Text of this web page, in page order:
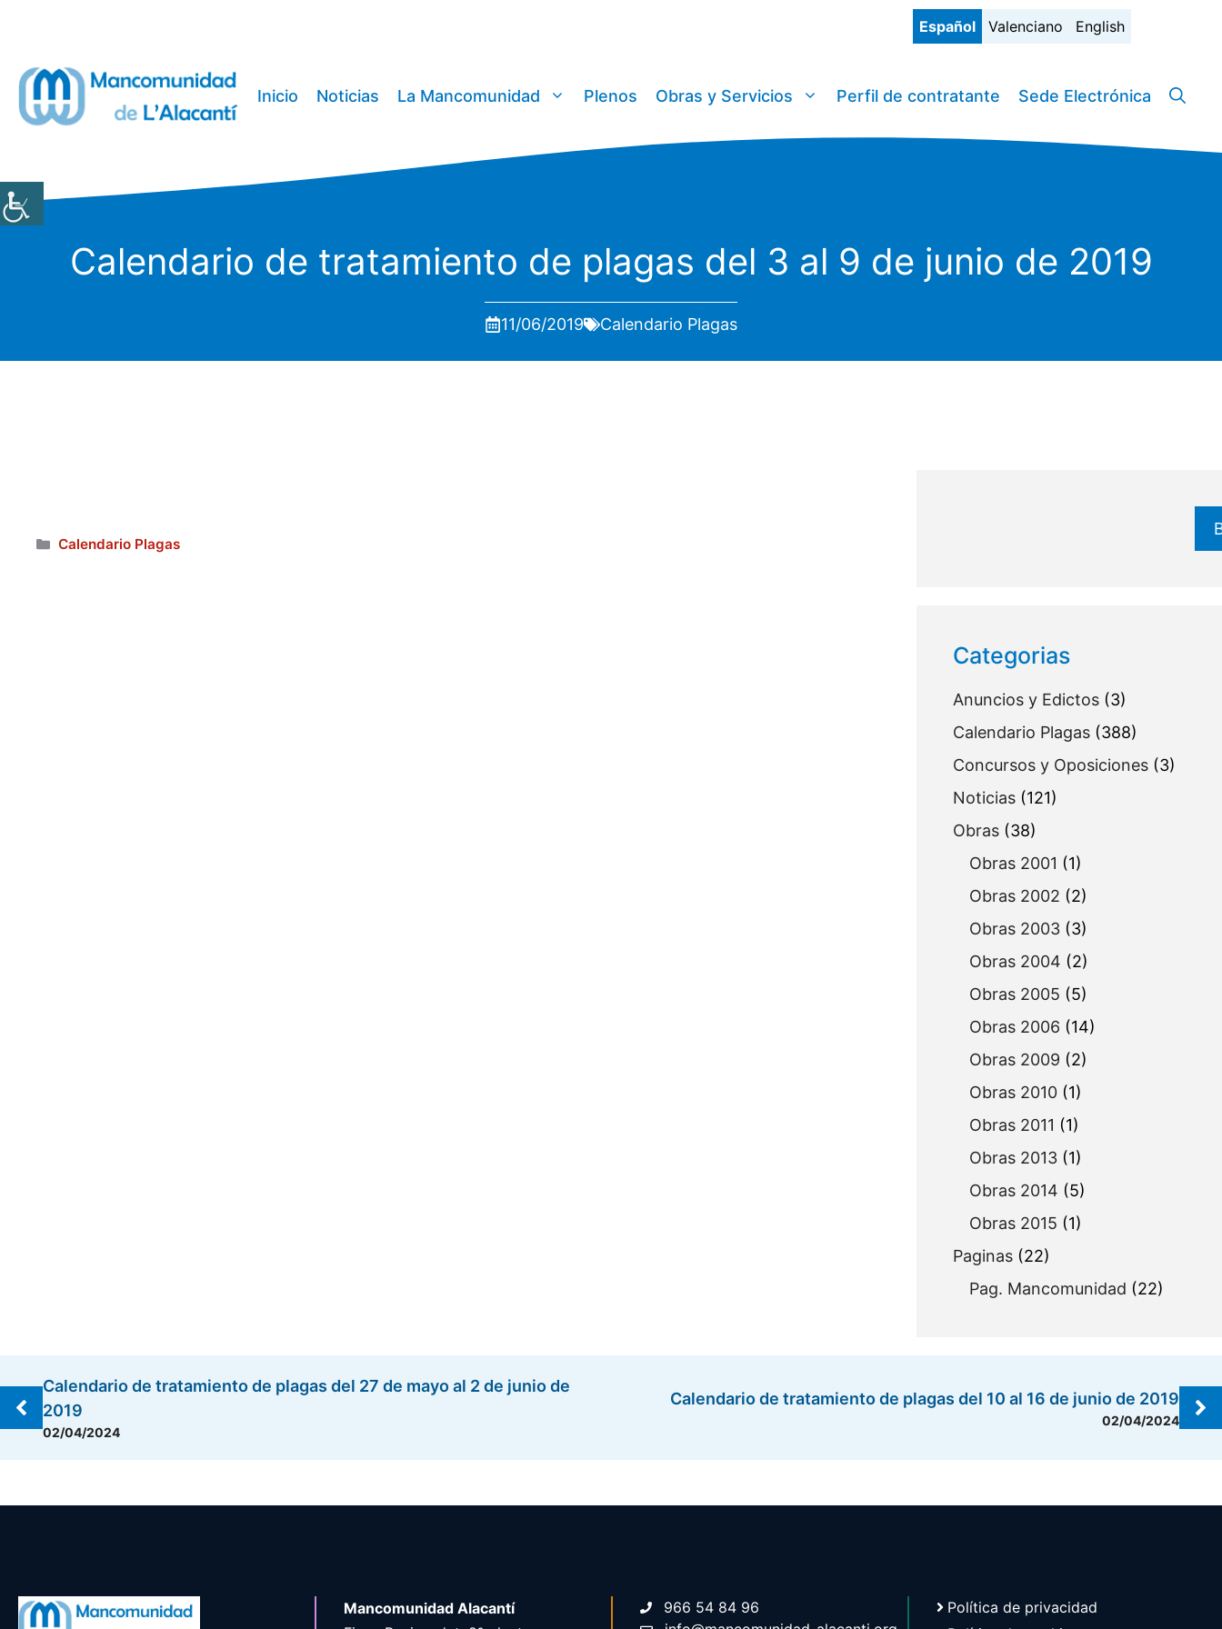
Español Valenciano English
Inicio Noticias La Mancomunidad Plenos Obras y Servicios Perfil de contratante Sede Electrónica
Calendario de tratamiento de plagas del 3 al 9 de junio de 2019
11/06/2019 Calendario Plagas
Categorías
Calendario Plagas
Categorias
Anuncios y Edictos (3)
Calendario Plagas (388)
Concursos y Oposiciones (3)
Noticias (121)
Obras (38)
Obras 2001 (1)
Obras 2002 (2)
Obras 2003 (3)
Obras 2004 (2)
Obras 2005 (5)
Obras 2006 (14)
Obras 2009 (2)
Obras 2010 (1)
Obras 2011 (1)
Obras 2013 (1)
Obras 2014 (5)
Obras 2015 (1)
Paginas (22)
Pag. Mancomunidad (22)
Calendario de tratamiento de plagas del 27 de mayo al 2 de junio de
2019
02/04/2024
Calendario de tratamiento de plagas del 10 al 16 de junio de 2019
02/04/2024
Mancomunidad Alacantí
966 54 84 96
Política de privacidad